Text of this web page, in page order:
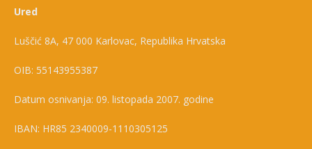
Ured
Luščić 8A, 47 000 Karlovac, Republika Hrvatska
OIB: 55143955387
Datum osnivanja: 09. listopada 2007. godine
IBAN: HR85 2340009-1110305125